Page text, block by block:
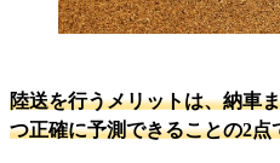
陸送を行うメリットは、納車
つ正確に予測できることの2点